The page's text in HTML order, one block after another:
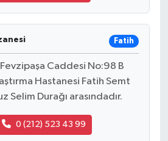
Fatih
Caddesi No:98 B
Hastanesi Fatih Semt
Selim Durağı arasındadır.
0 (212) 523 43 99